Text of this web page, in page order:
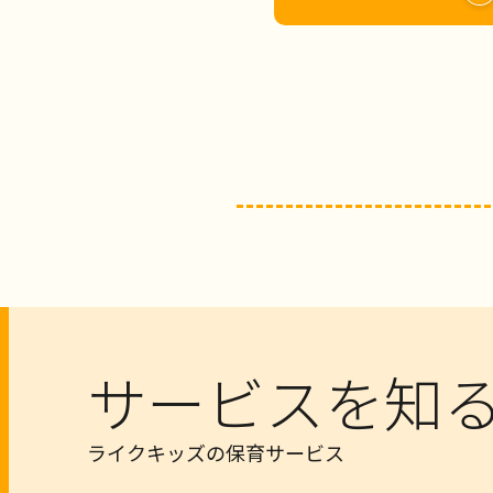
サービスを知
ライクキッズの保育サービス